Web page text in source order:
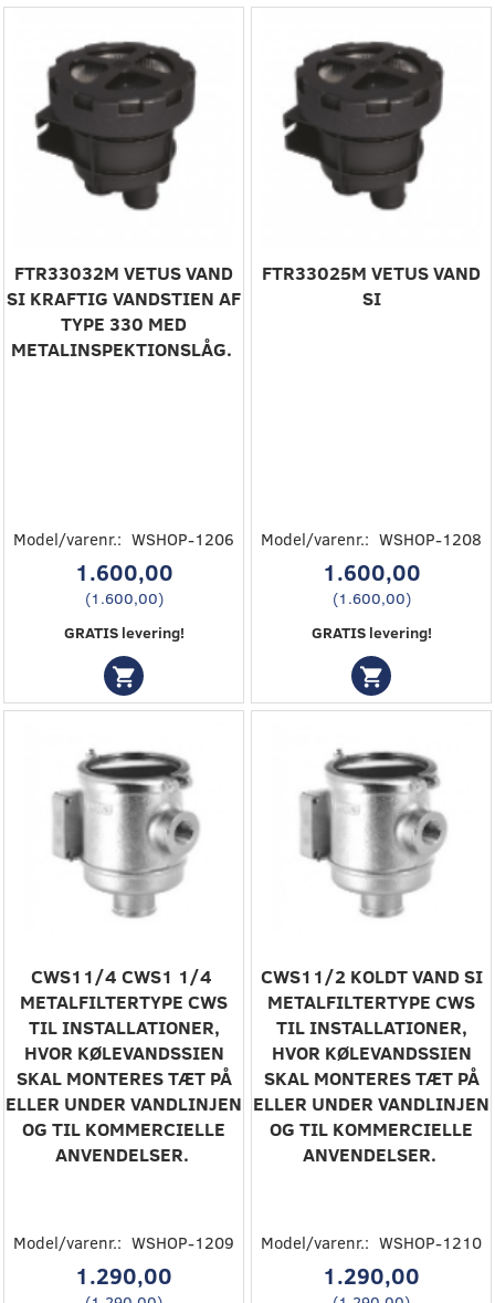
FTR33032M ‎VETUS VAND
SI‎ ‎KRAFTIG VANDSTIEN AF
TYPE 330 MED
METALINSPEKTIONSLÅG. ‎
Model/varenr.: WSHOP-1206
1.600,00
(1.600,00)
GRATIS levering!
FTR33025M ‎VETUS VAND
SI‎
Model/varenr.: WSHOP-1208
1.600,00
(1.600,00)
GRATIS levering!
CWS11/4 CWS1 1/4 ‎
METALFILTERTYPE CWS
TIL INSTALLATIONER,
HVOR KØLEVANDSSIEN
SKAL MONTERES TÆT PÅ
ELLER UNDER VANDLINJEN
OG TIL KOMMERCIELLE
ANVENDELSER. ‎
Model/varenr.: WSHOP-1209
1.290,00
CWS11/2 ‎KOLDT VAND SI‎
‎METALFILTERTYPE CWS
TIL INSTALLATIONER,
HVOR KØLEVANDSSIEN
SKAL MONTERES TÆT PÅ
ELLER UNDER VANDLINJEN
OG TIL KOMMERCIELLE
ANVENDELSER. ‎
Model/varenr.: WSHOP-1210
1.290,00